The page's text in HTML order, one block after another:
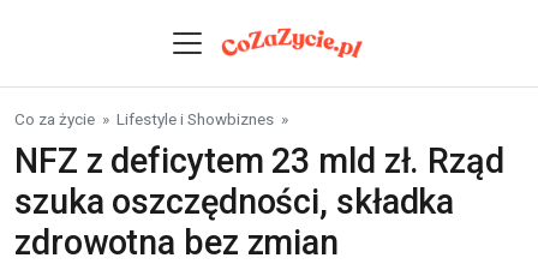
Co za życie » Lifestyle i Showbiznes »
NFZ z deficytem 23 mld zł. Rząd
szuka oszczędności, składka
zdrowotna bez zmian